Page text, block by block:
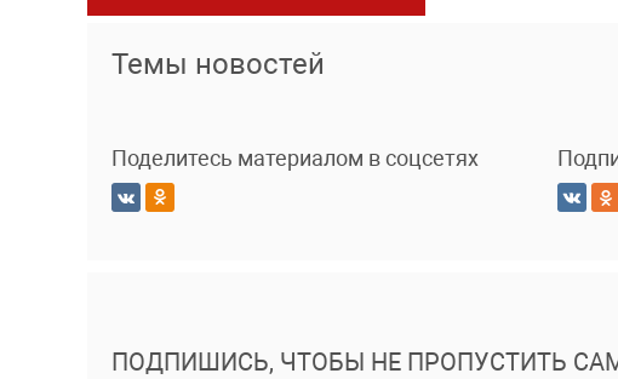
Темы новостей
Поделитесь материалом в соцсетях
ПОДПИШИСЬ, ЧТОБЫ НЕ ПРОПУСТИТЬ